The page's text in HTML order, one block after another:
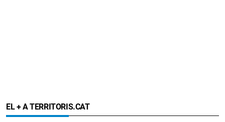
EL + A TERRITORIS.CAT